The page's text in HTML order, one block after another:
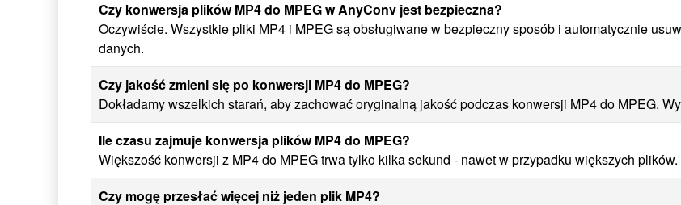
Czy konwersja plików MP4 do MPEG w AnyConv jest bezpieczna?
Oczywiście. Wszystkie pliki MP4 i MPEG są obsługiwane w bezpieczny sposób i automatycznie
danych.
Czy jakość zmieni się po konwersji MP4 do MPEG?
Dokładamy wszelkich starań, aby zachować oryginalną jakość podczas konwersji MP4 do MPEG.
Ile czasu zajmuje konwersja plików MP4 do MPEG?
Większość konwersji z MP4 do MPEG trwa tylko kilka sekund - nawet w przypadku większych plików.
Czy mogę przesłać więcej niż jeden plik MP4?